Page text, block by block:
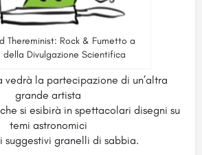
Thereminist: Rock & Fumetto a
della Divulgazione Scientifica
vedrà la partecipazione di un’altra
grande artista
che si esibirà in spettacolari disegni su
temi astronomici
suggestivi granelli di sabbia.